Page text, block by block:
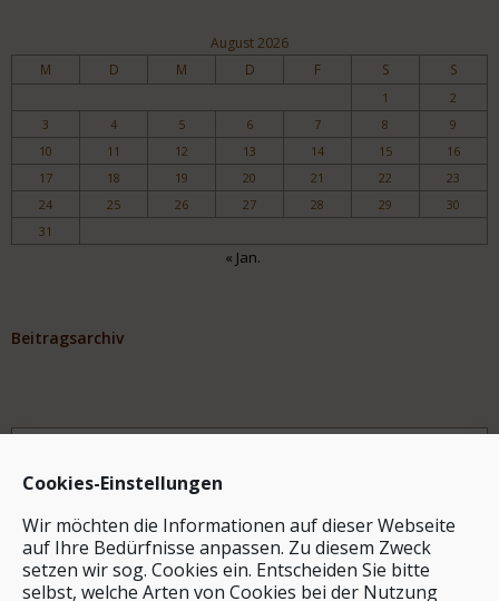
Cookies-Einstellungen
Wir möchten die Informationen auf dieser Webseite
auf Ihre Bedürfnisse anpassen. Zu diesem Zweck
setzen wir sog. Cookies ein. Entscheiden Sie bitte
selbst, welche Arten von Cookies bei der Nutzung
August 2026
M D M D F S S
1
2
3
4 5 6 7 8
9
10
11 12 13 14 15
16
17
18 19 20 21 22
23
24
25 26 27 28 29
30
31
« Jan.
Beitragsarchiv
Archiv